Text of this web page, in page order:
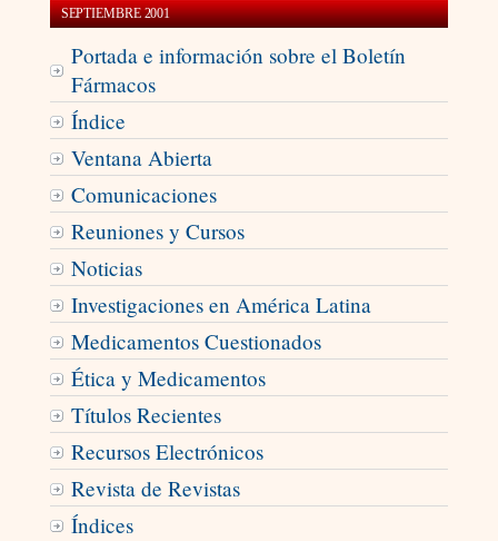
SEPTIEMBRE 2001
Portada e información sobre el Boletín
Fármacos
Índice
Ventana Abierta
Comunicaciones
Reuniones y Cursos
Noticias
Investigaciones en América Latina
Medicamentos Cuestionados
Ética y Medicamentos
Títulos Recientes
Recursos Electrónicos
Revista de Revistas
Índices